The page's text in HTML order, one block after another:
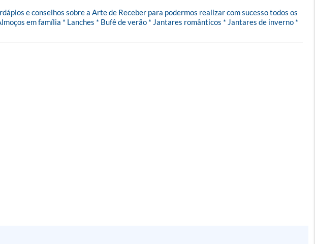
e conselhos sobre a Arte de Receber para podermos realizar com sucesso todos os
em família * Lanches * Bufê de verão * Jantares românticos * Jantares de inverno *